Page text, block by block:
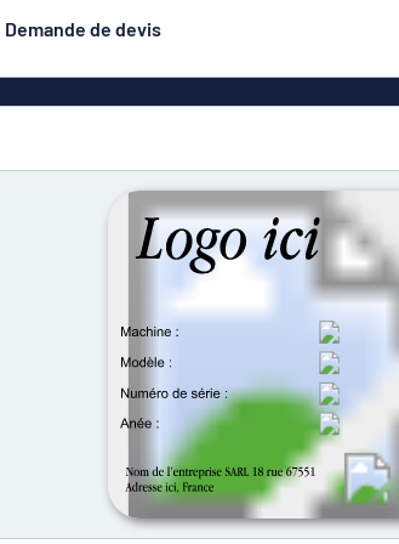
Demande de devis
Roll-ups
Eco Board
Plaques PET
Plaque gravée
Plaques de style
émaillé (aluminium)
Plaques double face
Caractères en relief
Aluminium anodisé